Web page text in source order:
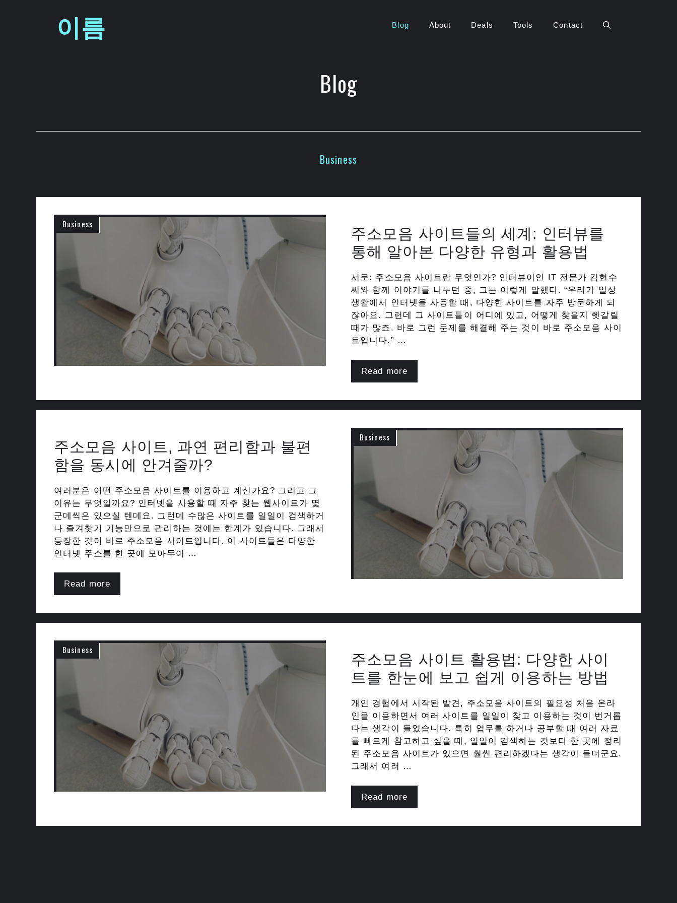
이름 Blog About Deals Tools Contact
Blog
Business
Business
주소모음 사이트들의 세계: 인터뷰를
통해 알아본 다양한 유형과 활용법
서문: 주소모음 사이트란 무엇인가? 인터뷰이인 IT 전문가 김현수
씨와 함께 이야기를 나누던 중, 그는 이렇게 말했다. “우리가 일상
생활에서 인터넷을 사용할 때, 다양한 사이트를 자주 방문하게 되
잖아요. 그런데 그 사이트들이 어디에 있고, 어떻게 찾을지 헷갈릴
때가 많죠. 바로 그런 문제를 해결해 주는 것이 바로 주소모음 사이
트입니다.” …
Read more
Business
주소모음 사이트, 과연 편리함과 불편
함을 동시에 안겨줄까?
여러분은 어떤 주소모음 사이트를 이용하고 계신가요? 그리고 그
이유는 무엇일까요? 인터넷을 사용할 때 자주 찾는 웹사이트가 몇
군데씩은 있으실 텐데요. 그런데 수많은 사이트를 일일이 검색하거
나 즐겨찾기 기능만으로 관리하는 것에는 한계가 있습니다. 그래서
등장한 것이 바로 주소모음 사이트입니다. 이 사이트들은 다양한
인터넷 주소를 한 곳에 모아두어 …
Read more
Business
주소모음 사이트 활용법: 다양한 사이
트를 한눈에 보고 쉽게 이용하는 방법
개인 경험에서 시작된 발견, 주소모음 사이트의 필요성 처음 온라
인을 이용하면서 여러 사이트를 일일이 찾고 이용하는 것이 번거롭
다는 생각이 들었습니다. 특히 업무를 하거나 공부할 때 여러 자료
를 빠르게 참고하고 싶을 때, 일일이 검색하는 것보다 한 곳에 정리
된 주소모음 사이트가 있으면 훨씬 편리하겠다는 생각이 들더군요.
그래서 여러 …
Read more